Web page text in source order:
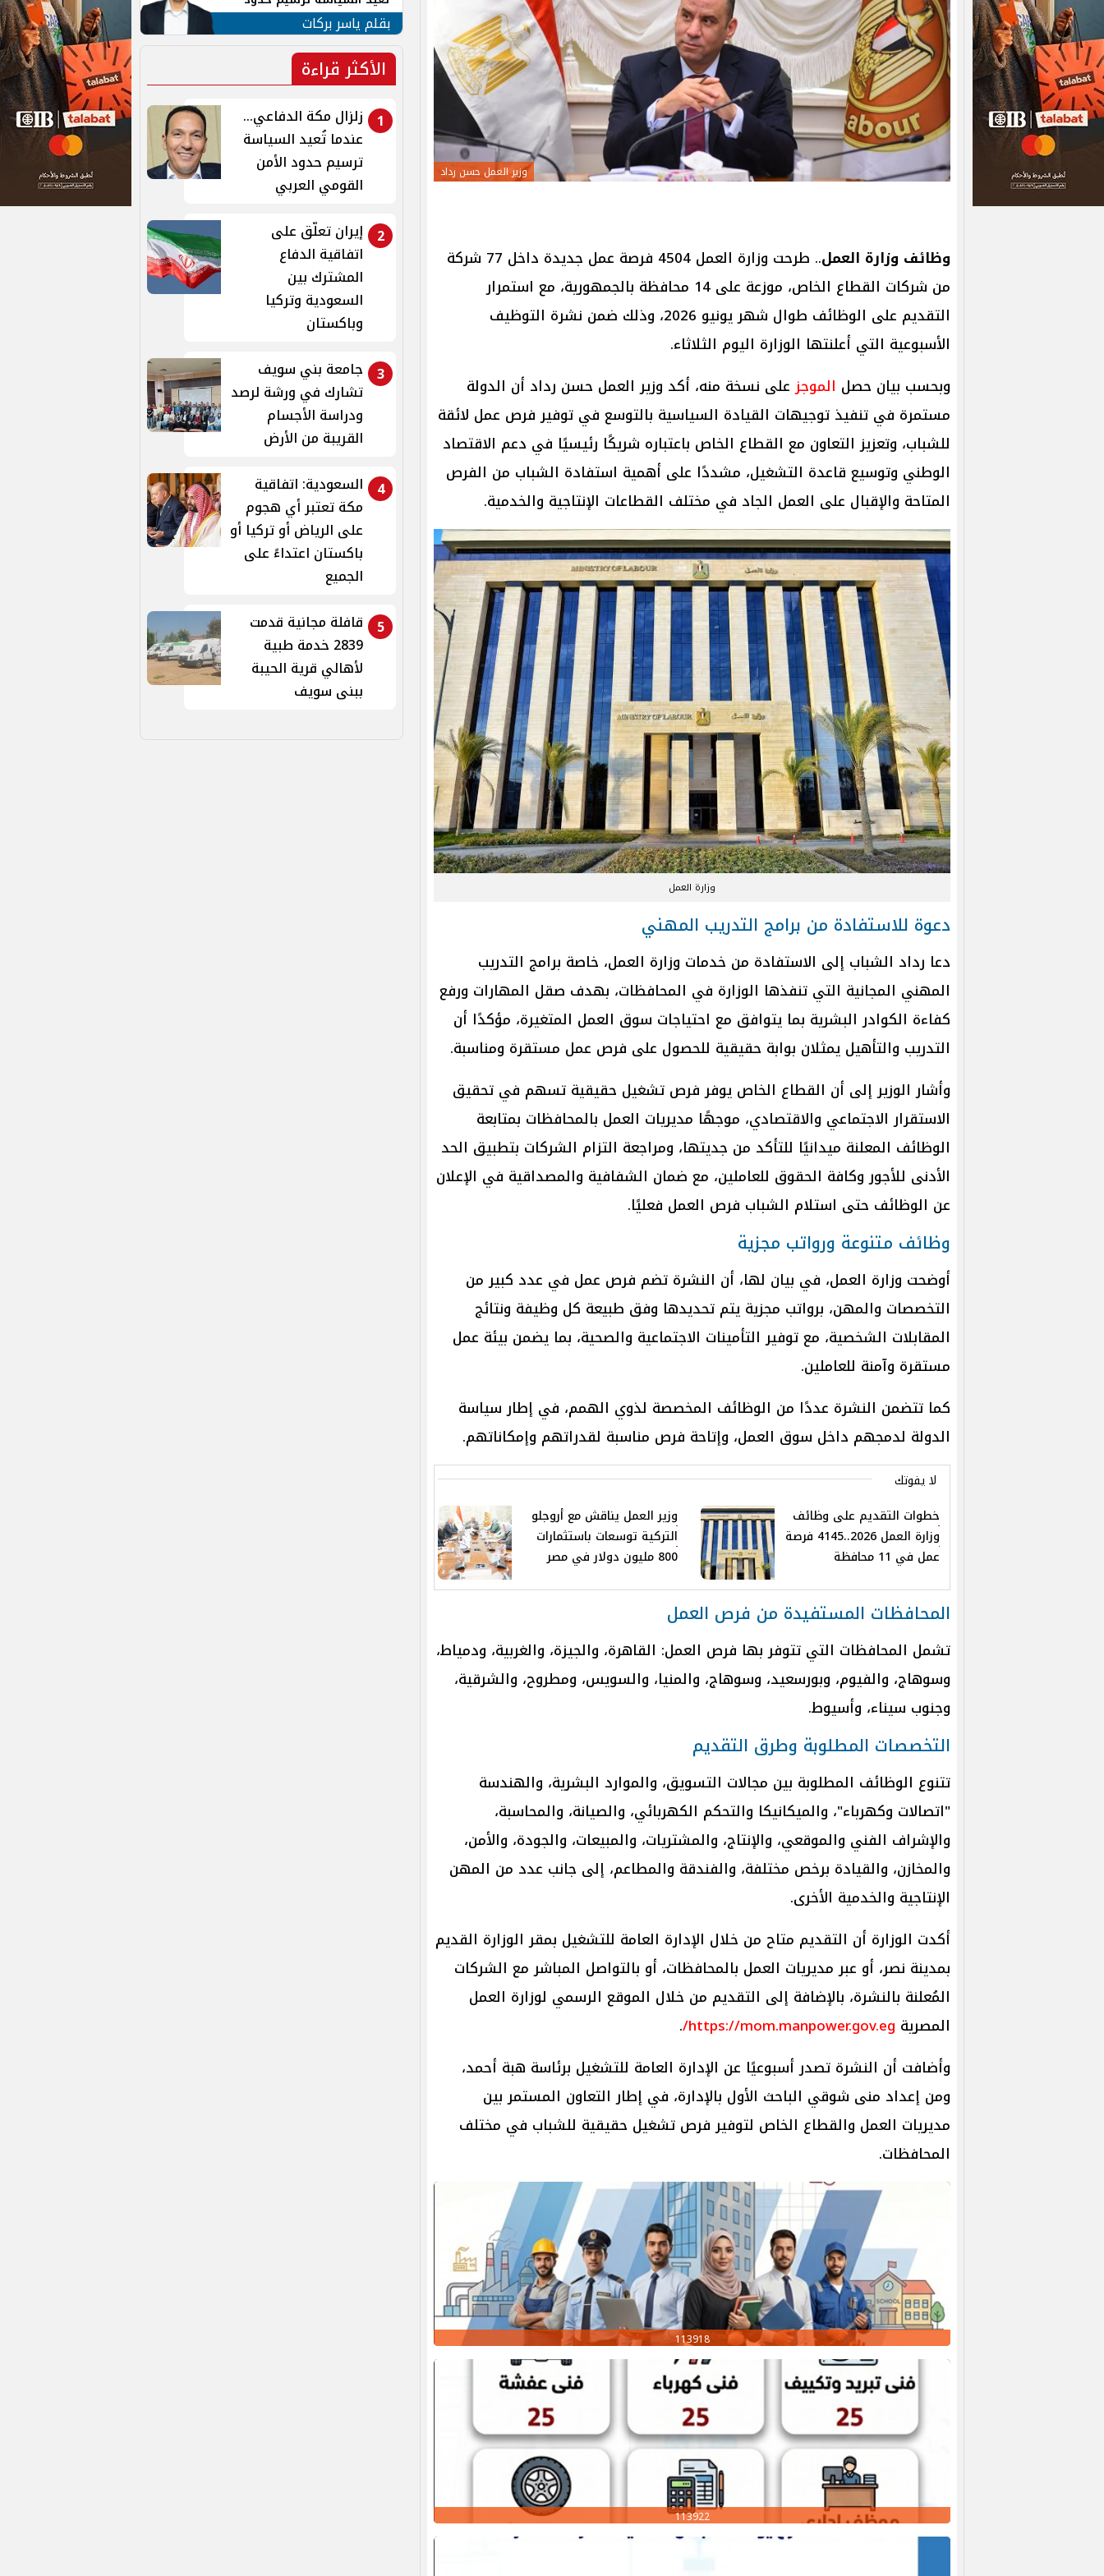
وزير العمل حسن رداد
وظائف وزارة العمل
.. طرحت وزارة العمل 4504 فرصة عمل جديدة داخل 77 شركة
من شركات القطاع الخاص، موزعة على 14 محافظة بالجمهورية، مع استمرار
التقديم على الوظائف طوال شهر يونيو 2026، وذلك ضمن نشرة التوظيف
الأسبوعية التي أعلنتها الوزارة اليوم الثلاثاء.
وبحسب بيان حصل الموجزعلى نسخة منه، أكد وزير العمل حسن رداد أن الدولة
مستمرة في تنفيذ توجيهات القيادة السياسية بالتوسع في توفير فرص عمل لائقة
للشباب، وتعزيز التعاون مع القطاع الخاص باعتباره شريكًا رئيسيًا في دعم الاقتصاد
الوطني وتوسيع قاعدة التشغيل، مشددًا على أهمية استفادة الشباب من الفرص
المتاحة والإقبال على العمل الجاد في مختلف القطاعات الإنتاجية والخدمية.
وزارة العمل
دعوة للاستفادة من برامج التدريب المهني
دعا رداد الشباب إلى الاستفادة من خدمات وزارة العمل، خاصة برامج التدريب
المهني المجانية التي تنفذها الوزارة في المحافظات، بهدف صقل المهارات ورفع
كفاءة الكوادر البشرية بما يتوافق مع احتياجات سوق العمل المتغيرة، مؤكدًا أن
التدريب والتأهيل يمثلان بوابة حقيقية للحصول على فرص عمل مستقرة ومناسبة.
وأشار الوزير إلى أن القطاع الخاص يوفر فرص تشغيل حقيقية تسهم في تحقيق
الاستقرار الاجتماعي والاقتصادي، موجهًا مديريات العمل بالمحافظات بمتابعة
الوظائف المعلنة ميدانيًا للتأكد من جديتها، ومراجعة التزام الشركات بتطبيق الحد
الأدنى للأجور وكافة الحقوق للعاملين، مع ضمان الشفافية والمصداقية في الإعلان
عن الوظائف حتى استلام الشباب فرص العمل فعليًا.
وظائف متنوعة ورواتب مجزية
أوضحت وزارة العمل، في بيان لها، أن النشرة تضم فرص عمل في عدد كبير من
التخصصات والمهن، برواتب مجزية يتم تحديدها وفق طبيعة كل وظيفة ونتائج
المقابلات الشخصية، مع توفير التأمينات الاجتماعية والصحية، بما يضمن بيئة عمل
مستقرة وآمنة للعاملين.
كما تتضمن النشرة عددًا من الوظائف المخصصة لذوي الهمم، في إطار سياسة
الدولة لدمجهم داخل سوق العمل، وإتاحة فرص مناسبة لقدراتهم وإمكاناتهم.
لا يفوتك
خطوات التقديم على وظائف
وزارة العمل 2026..4145 فرصة
عمل في 11 محافظة
وزير العمل يناقش مع أروجلو
التركية توسعات باستثمارات
800 مليون دولار في مصر
المحافظات المستفيدة من فرص العمل
تشمل المحافظات التي تتوفر بها فرص العمل: القاهرة، والجيزة، والغربية، ودمياط،
وسوهاج، والفيوم، وبورسعيد، وسوهاج، والمنيا، والسويس، ومطروح، والشرقية،
وجنوب سيناء، وأسيوط.
التخصصات المطلوبة وطرق التقديم
تتنوع الوظائف المطلوبة بين مجالات التسويق، والموارد البشرية، والهندسة
"اتصالات وكهرباء"، والميكانيكا والتحكم الكهربائي، والصيانة، والمحاسبة،
والإشراف الفني والموقعي، والإنتاج، والمشتريات، والمبيعات، والجودة، والأمن،
والمخازن، والقيادة برخص مختلفة، والفندقة والمطاعم، إلى جانب عدد من المهن
الإنتاجية والخدمية الأخرى.
أكدت الوزارة أن التقديم متاح من خلال الإدارة العامة للتشغيل بمقر الوزارة القديم
بمدينة نصر، أو عبر مديريات العمل بالمحافظات، أو بالتواصل المباشر مع الشركات
المُعلنة بالنشرة، بالإضافة إلى التقديم من خلال الموقع الرسمي لوزارة العمل
المصرية https://mom.manpower.gov.eg/
.
وأضافت أن النشرة تصدر أسبوعيًا عن الإدارة العامة للتشغيل برئاسة هبة أحمد،
ومن إعداد منى شوقي الباحث الأول بالإدارة، في إطار التعاون المستمر بين
مديريات العمل والقطاع الخاص لتوفير فرص تشغيل حقيقية للشباب في مختلف
المحافظات.
113918
113922
الأمن القومي العربي
بقلم ياسر بركات
الأكثر قراءة
1
زلزال مكة الدفاعي...
عندما تُعيد السياسة
ترسيم حدود الأمن
القومي العربي
2
إيران تعلّق على
اتفاقية الدفاع
المشترك بين
السعودية وتركيا
وباكستان
3 جامعة بني سويف
تشارك في ورشة لرصد
ودراسة الأجسام
القريبة من الأرض
4
السعودية: اتفاقية
مكة تعتبر أي هجوم
على الرياض أو تركيا أو
باكستان اعتداءً على
الجميع
5
قافلة مجانية قدمت
2839 خدمة طبية
لأهالي قرية الحيبة
ببنى سويف